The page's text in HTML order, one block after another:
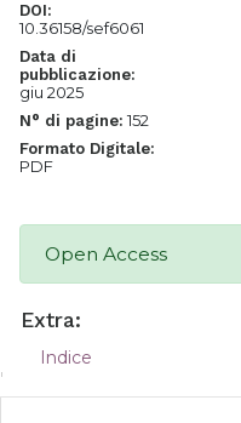
DOI:
10.36158/sef6061
Data di
pubblicazione:
giu 2025
N° di pagine: 152
Formato Digitale:
PDF
Open Access
Extra:
Indice